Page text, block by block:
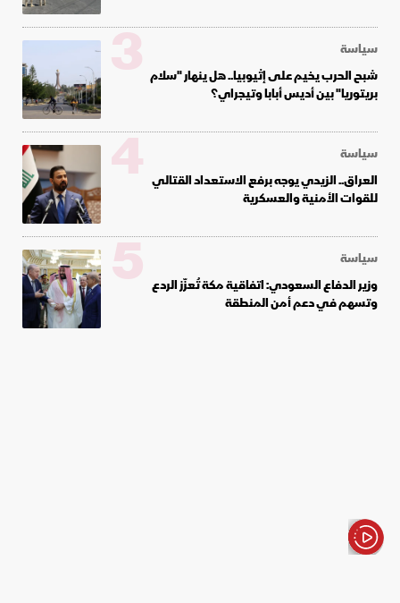
سياسة
شبح الحرب يخيم على إثيوبيا.. هل ينهار "سلام
بريتوريا" بين أديس أبابا وتيجراي؟
3
سياسة
العراق.. الزيدي يوجه برفع الاستعداد القتالي
للقوات الأمنية والعسكرية
4
سياسة
وزير الدفاع السعودي: اتفاقية مكة تُعزّز الردع
وتسهم في دعم أمن المنطقة
5